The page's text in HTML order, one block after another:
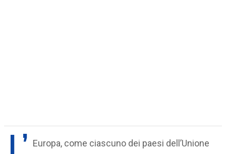
L’ Europa, come ciascuno dei paesi dell’Unione